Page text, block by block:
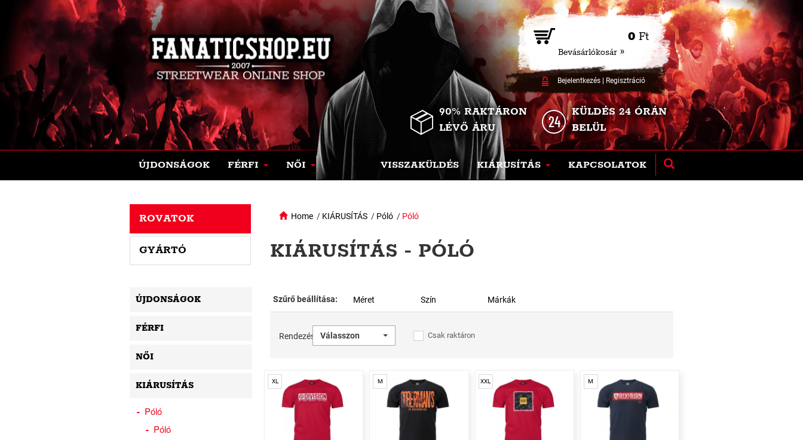
0 Ft
Bevásárlókosár »
Bejelentkezés| Regisztráció
90% RAKTÁRON
LÉVŐ ÁRU
KÜLDÉS 24 ÓRÁN
BELÜL
ÚJDONSÁGOK FÉRFI NŐI VISSZAKÜLDÉS KIÁRUSÍTÁS KAPCSOLATOK
Home / KIÁRUSÍTÁS / Póló / Póló
KIÁRUSÍTÁS - PÓLÓ
Szűrő beállítása: Méret Szín Márkák
Rendezés Válasszon Csak raktáron
XL M XXL M
ROVATOK
GYÁRTÓ
ÚJDONSÁGOK
FÉRFI
NŐI
KIÁRUSÍTÁS
Póló
Póló